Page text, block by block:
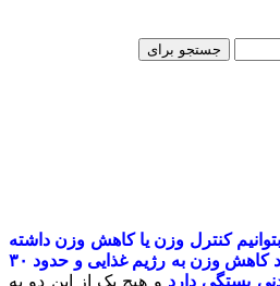
جستجو برای
کنترل وزن یا کاهش وزن داشته
باشیم باید بدانیم که ۷۰ درصد کاهش وزن به رژیم غذایی و حدود ۳۰
بستگی دارد و هیچ یک از این دو به